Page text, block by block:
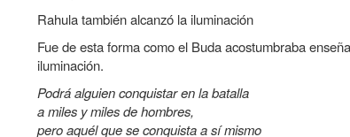
Rahula también alcanzó la iluminación
Fue de esta forma como el Buda acostumbraba
iluminación.
Podrá alguien conquistar en la batalla
a miles y miles de hombres,
pero aquél que se conquista a sí mismo